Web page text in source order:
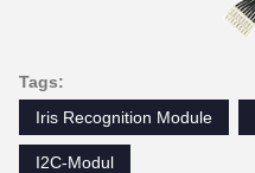
Tags:
Iris Recognition Module
I2C-Modul